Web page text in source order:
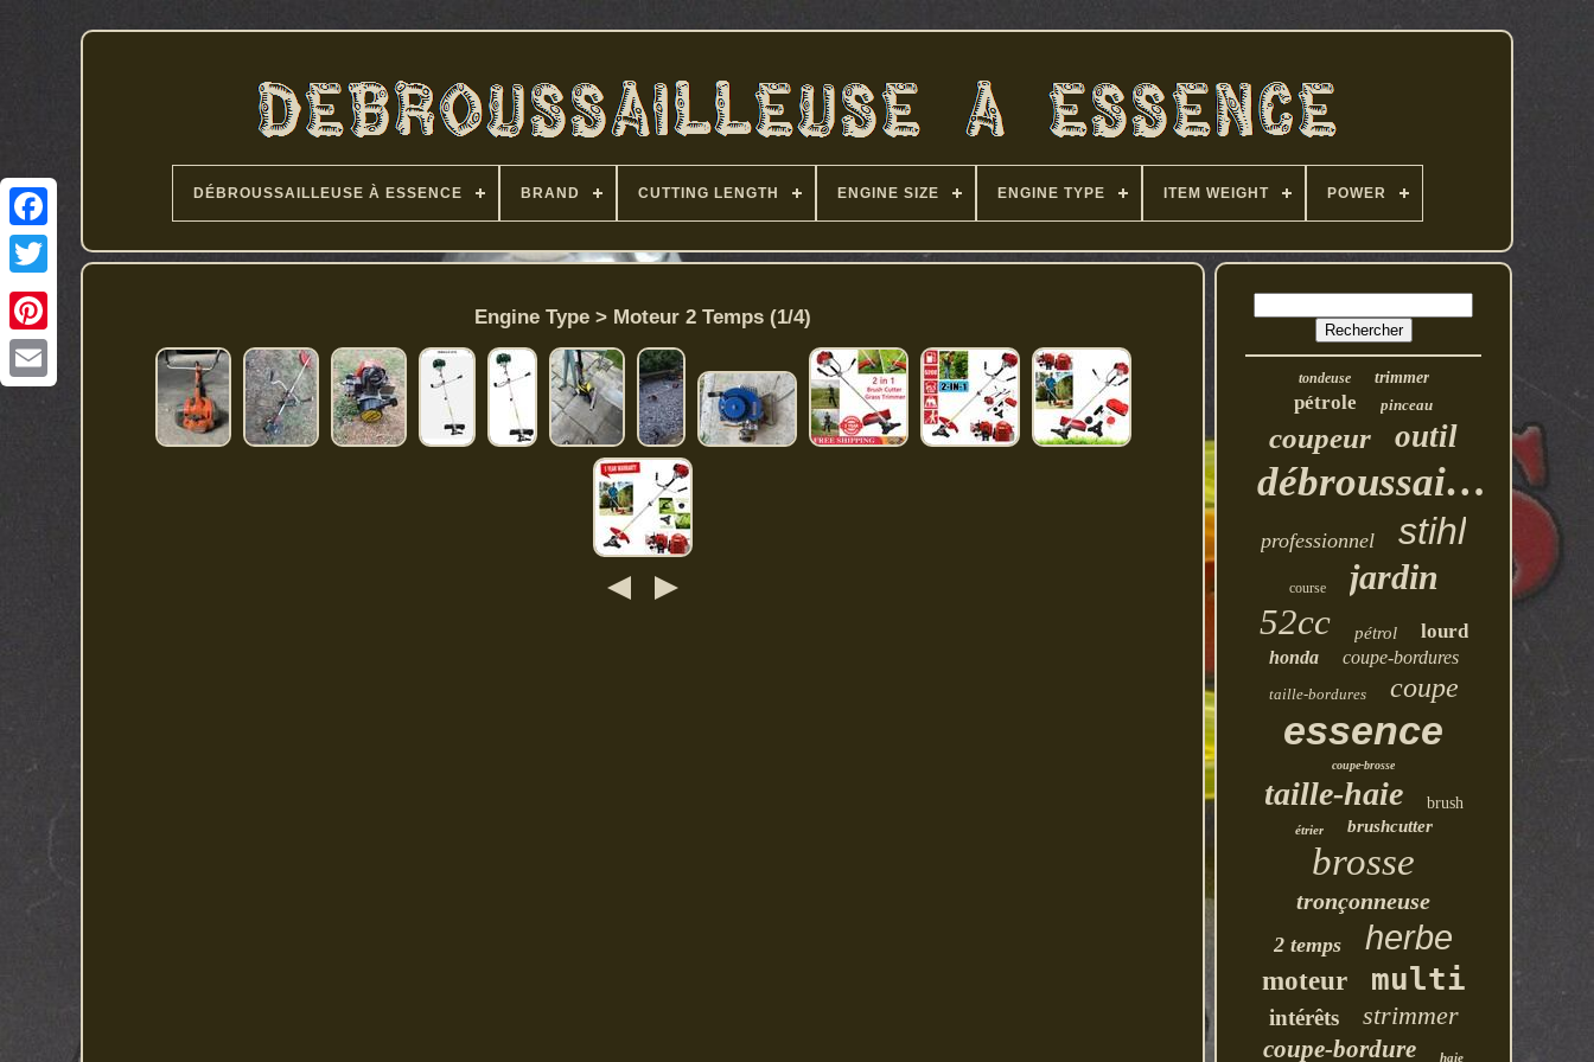
DÉBROUSSAILLEUSE À ESSENCE BRAND CUTTING LENGTH ENGINE SIZE ENGINE TYPE ITEM WEIGHT POWER
Engine Type > Moteur 2 Temps (1/4)
tondeuse trimmer
pétrole pinceau
coupeur outil
débroussailleuse
professionnel stihl
course jardin
52cc pétrol lourd
honda coupe-bordures
taille-bordures coupe
essence
coupe-brosse
taille-haie brush
étrier brushcutter
brosse
tronçonneuse
2 temps herbe
moteur multi
intérêts strimmer
coupe-bordure haie